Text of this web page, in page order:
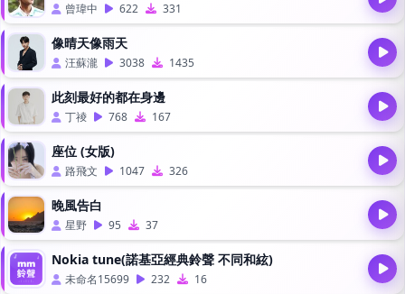
曾瑋中 622 331
像晴天像雨天
汪蘇瀧 3038 1435
此刻最好的都在身邊
丁祾 768 167
座位 (女版)
路飛文 1047 326
晚風告白
星野 95 37
Nokia tune(諾基亞經典鈴聲 不同和絃)
未命名15699 232 16